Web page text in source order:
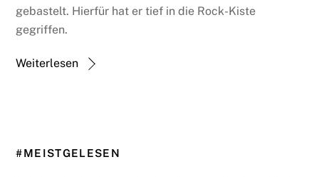
gebastelt. Hierfür hat er tief in die Rock-Kiste
gegriffen.
Weiterlesen
#MEISTGELESEN